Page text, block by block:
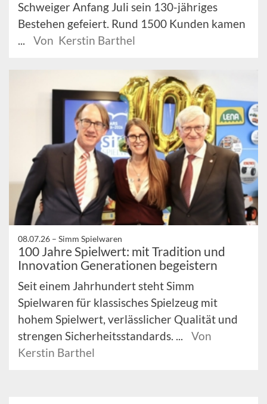
Schweiger Anfang Juli sein 130-jähriges
Bestehen gefeiert. Rund 1500 Kunden kamen
...
Von Kerstin Barthel
08.07.26 – Simm Spielwaren
100 Jahre Spielwert: mit Tradition und
Innovation Generationen begeistern
Seit einem Jahrhundert steht Simm
Spielwaren für klassisches Spielzeug mit
hohem Spielwert, verlässlicher Qualität und
strengen Sicherheitsstandards. ...
Von
Kerstin Barthel